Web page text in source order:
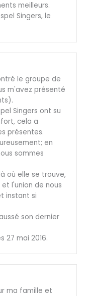
meilleurs.
Singers, le
le groupe de
m'avez présenté
Singers ont su
cela a
présentes.
en
sommes
où elle se trouve,
l'union de nous
instant si
son dernier
27 mai 2016.
ma famille et